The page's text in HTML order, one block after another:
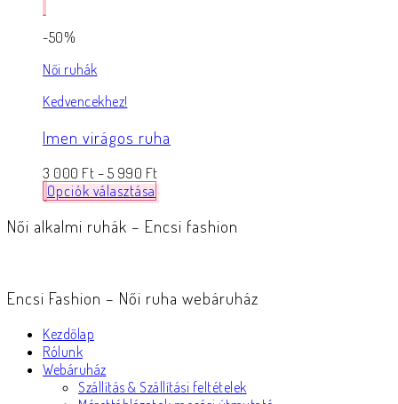
-50%
Női ruhák
Kedvencekhez!
Imen virágos ruha
3 000 Ft – 5 990 Ft
Opciók választása
Női alkalmi ruhák – Encsi fashion
Encsi Fashion – Női ruha webáruház
Kezdőlap
Rólunk
Webáruház
Szállítás & Szállítási feltételek